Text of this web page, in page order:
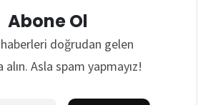
Abone Ol
doğrudan gelen
Asla spam yapmayız!